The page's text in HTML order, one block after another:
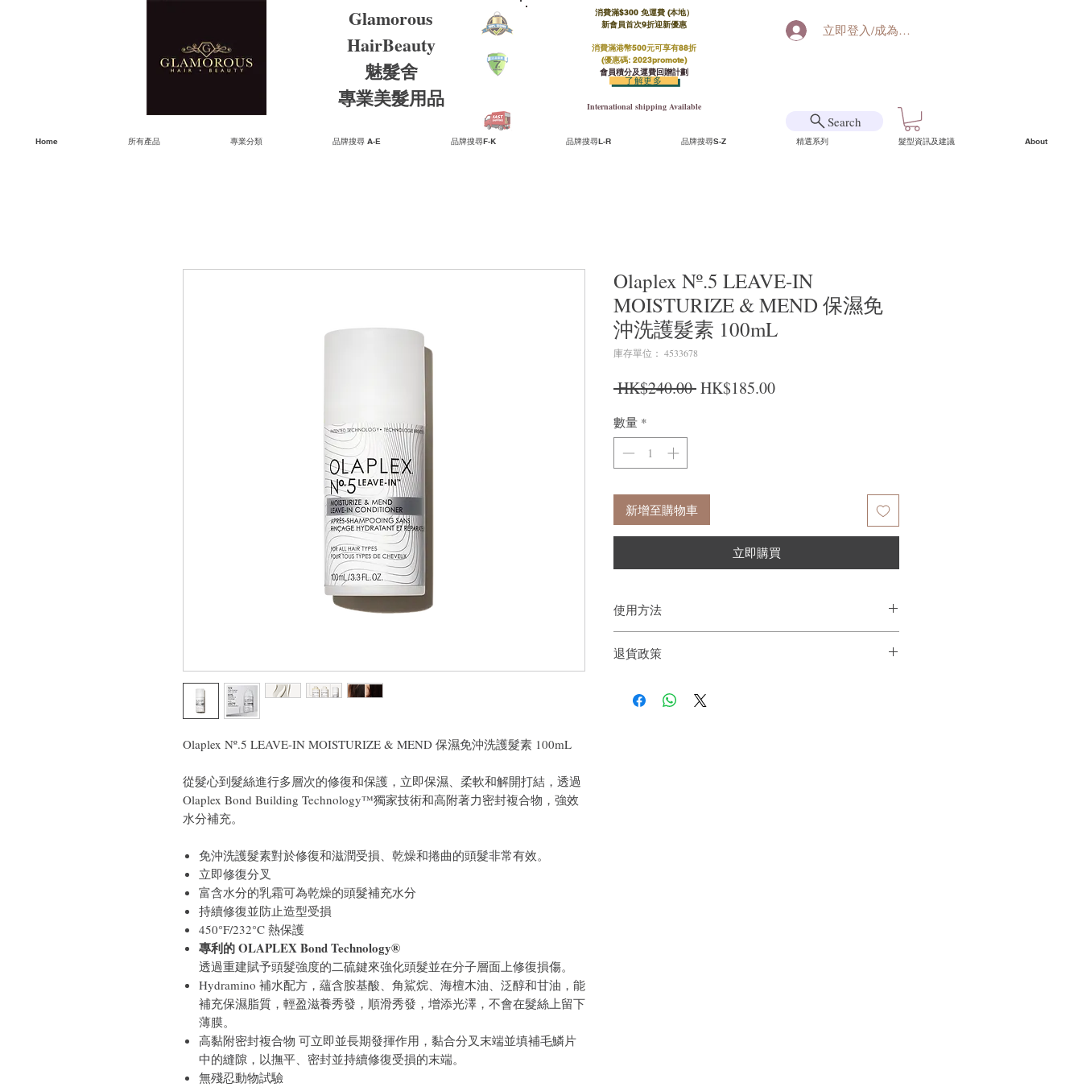
Glamorous
HairBeauty
魅髮舍
​​專業美髮用品
消費滿$300 免運費 (本地）​
新會員首次9折迎新優惠
消費滿港幣500元可享有88折
(優惠碼: 2023promote)
會員積分及運費回贈計劃
International shipping Available
了解更多
立即登入/成為會員
Search
Home 所有產品 專業分類 品牌搜尋 A-E 品牌搜尋F-K 品牌搜尋L-R 品牌搜尋S-Z 精選系列 髮型資訊及建議 About
Olaplex Nº.5 LEAVE-IN MOISTURIZE & MEND 保濕免沖洗護髮素 100mL
從髮心到髮絲進行多層次的修復和保護，立即保濕、柔軟和解開打結，透過
Olaplex Bond Building Technology™獨家技術和高附著力密封複合物，強效
水分補充。
免沖洗護髮素對於修復和滋潤受損、乾燥和捲曲的頭髮非常有效。
立即修復分叉
富含水分的乳霜可為乾燥的頭髮補充水分
持續修復並防止造型受損
450°F/232°C 熱保護
專利的 OLAPLEX Bond Technology®
透過重建賦予頭髮強度的二硫鍵來強化頭髮並在分子層面上修復損傷。
Hydramino 補水配方，蘊含胺基酸、角鯊烷、海檀木油、泛醇和甘油，能
補充保濕脂質，輕盈滋養秀發，順滑秀發，增添光澤，不會在髮絲上留下
薄膜。
高黏附密封複合物 可立即並長期發揮作用，黏合分叉末端並填補毛鱗片
中的縫隙，以撫平、密封並持續修復受損的末端。
無殘忍動物試驗
Olaplex Nº.5 LEAVE-IN
MOISTURIZE & MEND 保濕免
沖洗護髮素 100mL
庫存單位： 4533678
HK$240.00 一般價格
HK$185.00促銷價格
數量 *
新增至購物車
立即購買
使用方法
退貨政策
戶。首先，您需要在收到我們的產品後的前7天內通過電子郵